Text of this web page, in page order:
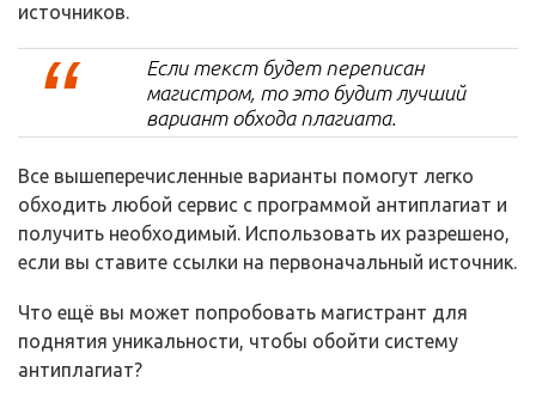
источников.
Если текст будет переписан
магистром, то это будит лучший
вариант обхода плагиата.
Все вышеперечисленные варианты помогут легко
обходить любой сервис с программой антиплагиат и
получить необходимый. Использовать их разрешено,
если вы ставите ссылки на первоначальный источник.
Что ещё вы может попробовать магистрант для
поднятия уникальности, чтобы обойти систему
антиплагиат?